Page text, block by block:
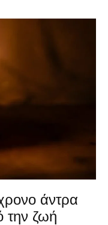
άντρα
την ζωή